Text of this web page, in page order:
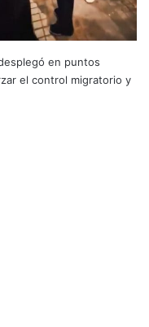
en puntos
el control migratorio y